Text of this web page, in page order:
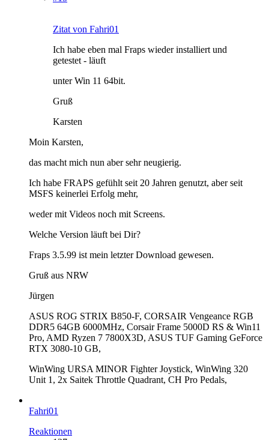
Zitat von Fahri01
Ich habe eben mal Fraps wieder installiert und
getestet - läuft
unter Win 11 64bit.
Gruß
Karsten
Moin Karsten,
das macht mich nun aber sehr neugierig.
Ich habe FRAPS gefühlt seit 20 Jahren genutzt, aber seit
MSFS keinerlei Erfolg mehr,
weder mit Videos noch mit Screens.
Welche Version läuft bei Dir?
Fraps 3.5.99 ist mein letzter Download gewesen.
Gruß aus NRW
Jürgen
ASUS ROG STRIX B850-F, CORSAIR Vengeance RGB
DDR5 64GB 6000MHz, Corsair Frame 5000D RS & Win11
Pro, AMD Ryzen 7 7800X3D, ASUS TUF Gaming GeForce
RTX 3080-10 GB,
WinWing URSA MINOR Fighter Joystick, WinWing 320
Unit 1, 2x Saitek Throttle Quadrant, CH Pro Pedals,
Fahri01
Reaktionen